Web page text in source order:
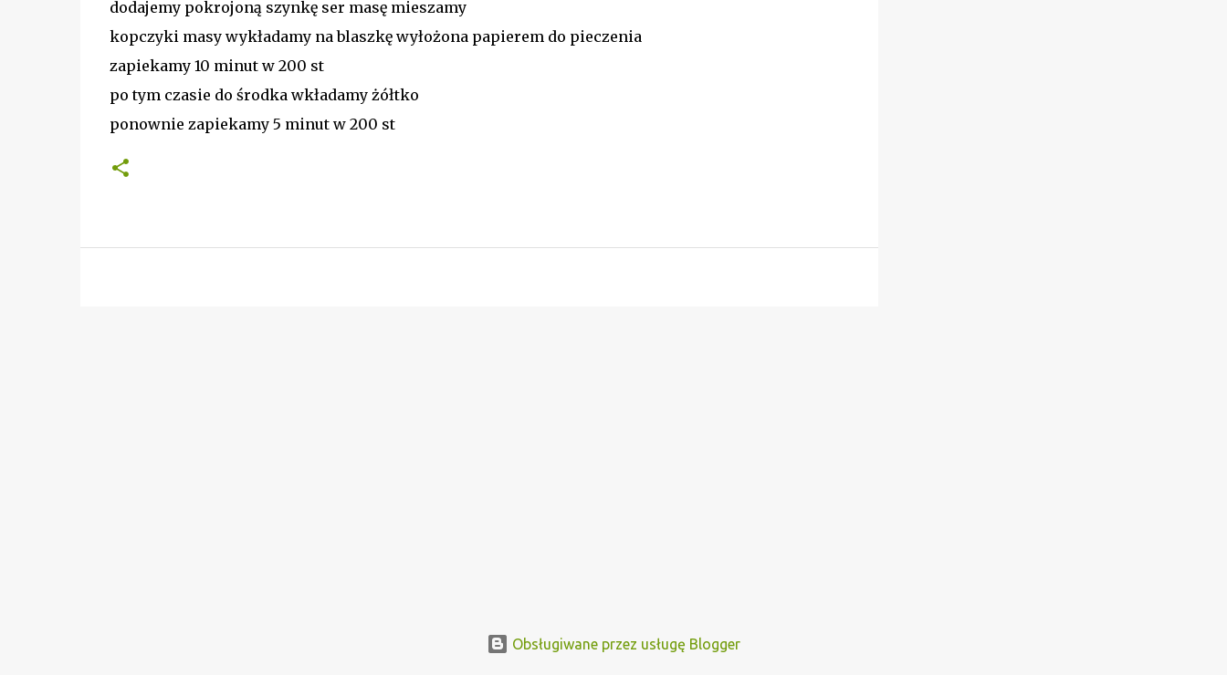
dodajemy pokrojoną szynkę ser masę mieszamy
kopczyki masy wykładamy na blaszkę wyłożona papierem do pieczenia
zapiekamy 10 minut w 200 st
po tym czasie do środka wkładamy żółtko
ponownie zapiekamy 5 minut w 200 st
Obsługiwane przez usługę Blogger